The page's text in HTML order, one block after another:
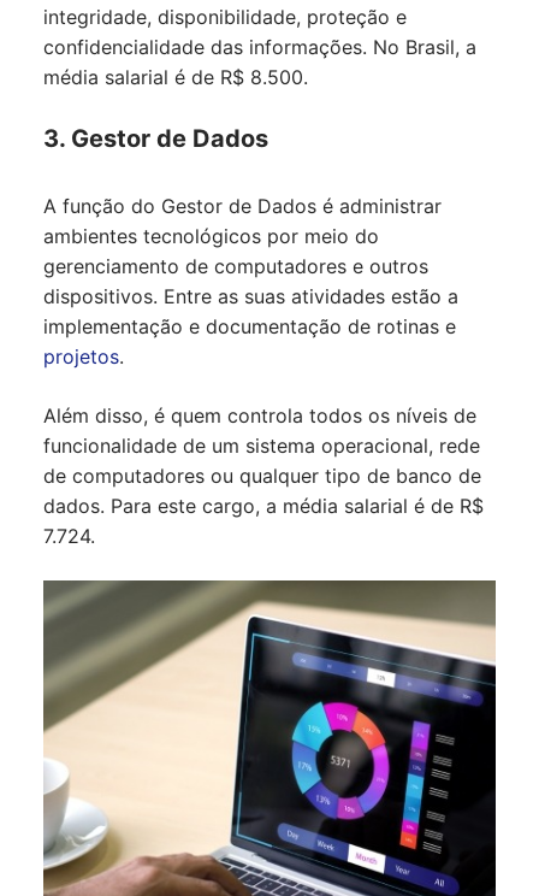
integridade, disponibilidade, proteção e
confidencialidade das informações. No Brasil, a
média salarial é de R$ 8.500.
3. Gestor de Dados
A função do Gestor de Dados é administrar
ambientes tecnológicos por meio do
gerenciamento de computadores e outros
dispositivos. Entre as suas atividades estão a
implementação e documentação de rotinas e
projetos.
Além disso, é quem controla todos os níveis de
funcionalidade de um sistema operacional, rede
de computadores ou qualquer tipo de banco de
dados. Para este cargo, a média salarial é de R$
7.724.